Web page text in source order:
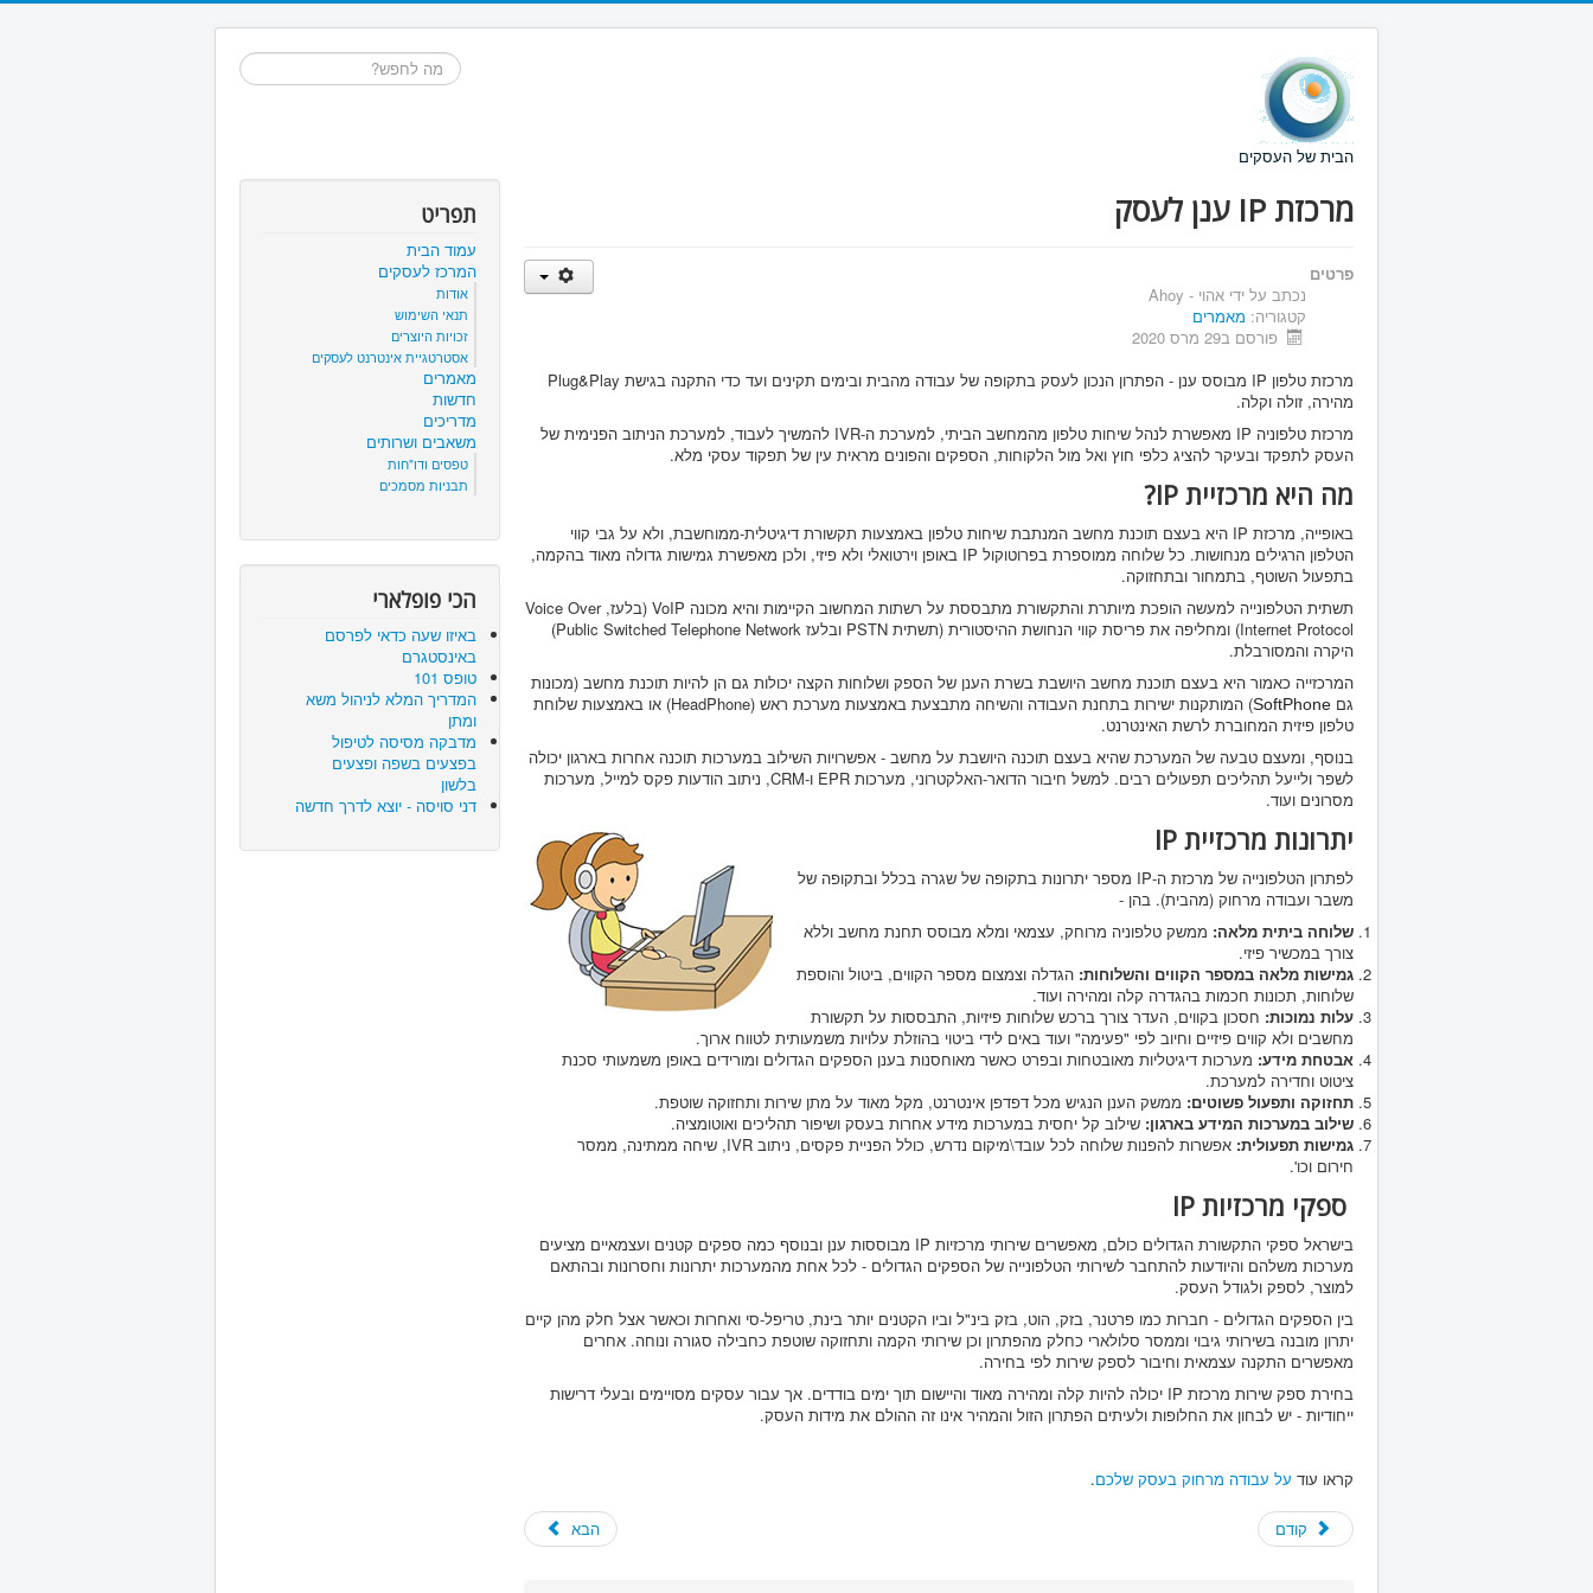
הבית של העסקים
חיפוש...
מרכזת IP ענן לעסק
פרטים
נכתב על ידי אהוי - Ahoy
קטגוריה: מאמרים
פורסם ב29 מרס 2020
מרכזת טלפון IP מבוסס ענן - הפתרון הנכון לעסק בתקופה של עבודה מהבית ובימים תקינים ועד כדי התקנה בגישת Plug&Play
מהירה, זולה וקלה.
מרכזת טלפוניה IP מאפשרת לנהל שיחות טלפון מהמחשב הביתי, למערכת ה-IVR להמשיך לעבוד, למערכת הניתוב הפנימית של
העסק לתפקד ובעיקר להציג כלפי חוץ ואל מול הלקוחות, הספקים והפונים מראית עין של תפקוד עסקי מלא.
מה היא מרכזיית IP?
באופייה, מרכזת IP היא בעצם תוכנת מחשב המנתבת שיחות טלפון באמצעות תקשורת דיגיטלית-ממוחשבת, ולא על גבי קווי
הטלפון הרגילים מנחושות. כל שלוחה ממוספרת בפרוטוקול IP באופן וירטואלי ולא פיזי, ולכן מאפשרת גמישות גדולה מאוד בהקמה,
בתפעול השוטף, בתמחור ובתחזוקה.
תשתית הטלפונייה למעשה הופכת מיותרת והתקשורת מתבססת על רשתות המחשוב הקיימות והיא מכונה VoIP (בלעז, Voice Over
Internet Protocol) ומחליפה את פריסת קווי הנחושת ההיסטורית (תשתית PSTN ובלעז Public Switched Telephone Network)
היקרה והמסורבלת.
המרכזייה כאמור היא בעצם תוכנת מחשב היושבת בשרת הענן של הספק ושלוחות הקצה יכולות גם הן להיות תוכנת מחשב (מכונות
גם SoftPhone
) המותקנות ישירות בתחנת העבודה והשיחה מתבצעת באמצעות מערכת ראש (HeadPhone) או באמצעות שלוחת
טלפון פיזית המחוברת לרשת האינטרנט.
בנוסף, ומעצם טבעה של המערכת שהיא בעצם תוכנה היושבת על מחשב - אפשרויות השילוב במערכות תוכנה אחרות בארגון יכולה
לשפר ולייעל תהליכים תפעולים רבים. למשל חיבור הדואר-האלקטרוני, מערכות EPR ו-CRM, ניתוב הודעות פקס למייל, מערכות
מסרונים ועוד.
יתרונות מרכזיית IP
לפתרון הטלפונייה של מרכזת ה-IP מספר יתרונות בתקופה של שגרה בכלל ובתקופה של
משבר ועבודה מרחוק (מהבית). בהן -
שלוחה ביתית מלאה: ממשק טלפוניה מרוחק, עצמאי ומלא מבוסס תחנת מחשב וללא
צורך במכשיר פיזי.
גמישות מלאה במספר הקווים והשלוחות: הגדלה וצמצום מספר הקווים, ביטול והוספת
שלוחות, תכונות חכמות בהגדרה קלה ומהירה ועוד.
עלות נמוכות: חסכון בקווים, העדר צורך ברכש שלוחות פיזיות, התבססות על תקשורת
מחשבים ולא קווים פיזיים וחיוב לפי "פעימה" ועוד באים לידי ביטוי בהוזלת עלויות משמעותית לטווח ארוך.
אבטחת מידע: מערכות דיגיטליות מאובטחות ובפרט כאשר מאוחסנות בענן הספקים הגדולים ומורידים באופן משמעותי סכנת
ציטוט וחדירה למערכת.
תחזוקה ותפעול פשוטים: ממשק הענן הנגיש מכל דפדפן אינטרנט, מקל מאוד על מתן שירות ותחזוקה שוטפת.
שילוב במערכות המידע בארגון: שילוב קל יחסית במערכות מידע אחרות בעסק ושיפור תהליכים ואוטומציה.
גמישות תפעולית:
אפשרות להפנות שלוחה לכל עובד\מיקום נדרש, כולל הפניית פקסים, ניתוב IVR, שיחה ממתינה, ממסר
חירום וכו'.
ספקי מרכזיות IP
בישראל ספקי התקשורת הגדולים כולם, מאפשרים שירותי מרכזיות IP מבוססות ענן ובנוסף כמה ספקים קטנים ועצמאיים מציעים
מערכות משלהם והיודעות להתחבר לשירותי הטלפונייה של הספקים הגדולים - לכל אחת מהמערכות יתרונות וחסרונות ובהתאם
למוצר, לספק ולגודל העסק.
בין הספקים הגדולים - חברות כמו פרטנר, בזק, הוט, בזק בינ"ל וביו הקטנים יותר בינת, טריפל-סי ואחרות וכאשר אצל חלק מהן קיים
יתרון מובנה בשירותי גיבוי וממסר סלולארי כחלק מהפתרון וכן שירותי הקמה ותחזוקה שוטפת כחבילה סגורה ונוחה. אחרים
מאפשרים התקנה עצמאית וחיבור לספק שירות לפי בחירה.
בחירת ספק שירות מרכזת IP יכולה להיות קלה ומהירה מאוד והיישום תוך ימים בודדים. אך עבור עסקים מסויימים ובעלי דרישות
ייחודיות - יש לבחון את החלופות ולעיתים הפתרון הזול והמהיר אינו זה ההולם את מידות העסק.
קראו עוד על עבודה מרחוק בעסק שלכם.
קודם הבא
תפריט
עמוד הבית
המרכז לעסקים
אודות
תנאי השימוש
זכויות היוצרים
אסטרטגיית אינטרנט לעסקים
מאמרים
חדשות
מדריכים
משאבים ושרותים
טפסים ודו"חות
תבניות מסמכים
הכי פופלארי
באיזו שעה כדאי לפרסם
באינסטגרם
טופס 101
המדריך המלא לניהול משא
ומתן
מדבקה מסיסה לטיפול
בפצעים בשפה ופצעים
בלשון
דני סויסה - יוצא לדרך חדשה